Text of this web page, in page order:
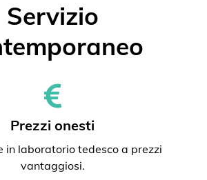
Servizio
Prezzi onesti
in laboratorio tedesco a prezzi
vantaggiosi.